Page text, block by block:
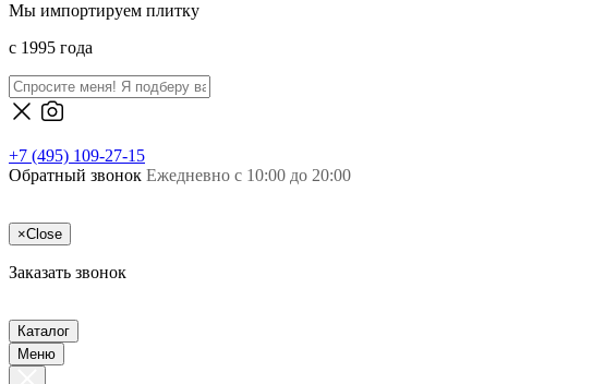
Мы импортируем плитку
c 1995 года
+7 (495) 109-27-15
Обратный звонок Ежедневно с 10:00 до 20:00
×Close
Заказать звонок
Каталог
Меню